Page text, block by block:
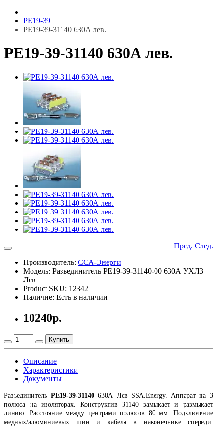
РЕ19-39
РЕ19-39-31140 630А лев.
РЕ19-39-31140 630А лев.
Пред. След.
Производитель: ССА-Энерги
Модель: Разъединитель РЕ19-39-31140-00 630А УХЛ3
Лев
Product SKU: 12342
Наличие: Есть в наличии
10240р.
Купить
Описание
Характеристики
Документы
Разъединитель РЕ19-39-31140630А Лев SSA.Energy. Аппарат на 3
полюса на изоляторах. Конструктив 31140 замыкает и размыкает
линию. Расстояние между центрами полюсов 80 мм. Подключение
медных/алюминиевых шин и кабеля в наконечнике спереди.